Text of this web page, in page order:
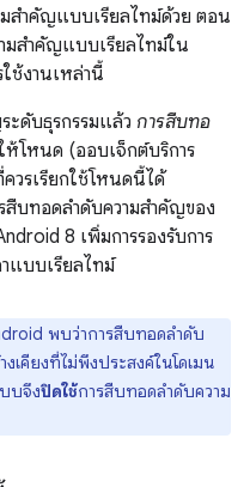
มสําคัญแบบเรียลไทม์ด้วย ตอน
มสําคัญแบบเรียลไทม์ใน
ช้งานเหล่านี้
ะดับธุรกรรมแล้ว การสืบทอ
ห้โหนด (ออบเจ็กต์บริการ
วรเรียกใช้โหนดนี้ได้
บทอดลําดับความสําคัญของ
8 เพิ่มการรองรับการ
แบบเรียลไทม์
พบว่าการสืบทอดลําดับ
เคียงที่ไม่พึงประสงค์ในโดเมน
บจึงปิดใช้การสืบทอดลําดับความ